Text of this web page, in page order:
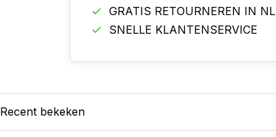
GRATIS RETOURNEREN IN
SNELLE KLANTENSERVICE
Recent bekeken